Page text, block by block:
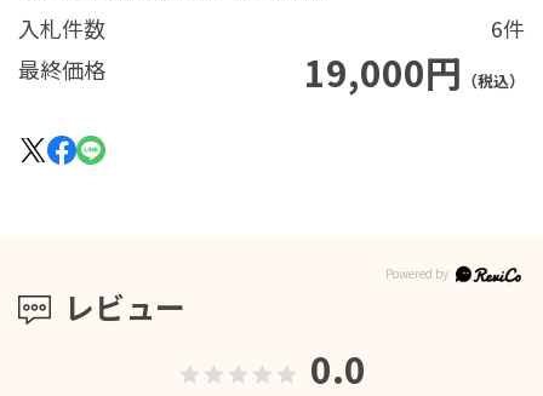
入札件数
6件
最終価格
19,000円 （税込）
レビュー
0.0